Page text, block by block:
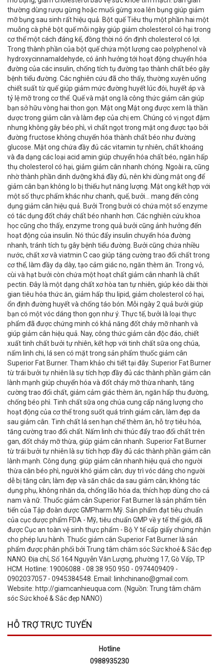
thường dùng rượu gừng hoặc muối gừng xoa lên bụng giúp giảm
mỡ bụng sau sinh rất hiệu quả. Bột quế Tiêu thụ một phần hai một
muỗng cà phê bột quế mỗi ngày giúp giảm cholesterol có hại trong
cơ thể một cách đáng kể, đồng thời nó ổn định cholesterol có lợi.
Trong thành phần của bột quế chứa một lượng cao polyphenol và
hydroxycinnamaldehyde, có ảnh hưởng tới hoạt động chuyển hóa
đường của các insulin, chống tích tụ đường tạo thành chất béo gây
bệnh tiểu đường. Các nghiên cứu đã cho thấy, thường xuyên uống
chiết suất từ quế giúp giảm mức đường huyết lúc đói, huyết áp và
tỷ lệ mỡ trong cơ thể. Quế và mật ong là công thức giảm cân giúp
bạn sở hữu vòng hai thon gọn. Mật ong Mật ong được xem là thần
dược trong giảm cân và làm đẹp của chị em. Chúng có vị ngọt đậm
nhưng không gây béo phì, vì chất ngọt trong mật ong được tạo bởi
đường fructose không chuyển hóa thành chất béo như đường
glucose. Mật ong chứa đầy đủ các vitamin tự nhiên, chất khoáng
và đa dạng các loại acid amin giúp chuyển hóa chất béo, ngăn hấp
thụ cholesterol có hại, giảm giảm cân nhanh chóng. Ngoài ra, cũng
nhờ thành phần dinh dưỡng khá đầy đủ, nên khi dùng mật ong để
giảm cân bạn không lo bị thiếu hụt năng lượng. Mật ong kết hợp với
một số thực phẩm khác như chanh, quế, bưởi... mang đến công
dụng giảm cân hiệu quả. Bưởi Trong bưởi có chứa một số enzyme
có tác dụng đốt cháy chất béo nhanh hơn. Các nghiên cứu khoa
học cũng cho thấy, enzyme trong quả bưởi cũng ảnh hưởng đến
hoạt động của insulin. Nó thúc đẩy insulin chuyển hóa đường
nhanh, tránh tích tụ gây bệnh tiểu đường. Bưởi cũng chứa nhiều
nước, chất xơ và viatmin C cao giúp tăng cường trao đổi chất trong
cơ thể, làm đầy dạ dày, tạo cảm giác no, ngăn thèm ăn. Trong vỏ,
cùi và hạt bưởi còn chứa một hoạt chất giảm cân nhanh là chất
pectin. Đây là một dạng chất xơ hòa tan tự nhiên, giúp kéo dài thời
gian tiêu hóa thức ăn, giảm hấp thu lipid, giảm cholesterol có hại,
ổn định đường huyết và chống táo bón. Mỗi ngày 2 quả bưởi giúp
bạn có một vóc dáng thon gọn như ý. Thực tế, bưởi là loại thực
phẩm đã được chứng minh có khả năng đốt cháy mỡ nhanh và
giúp giảm cân hiệu quả. Nay, công thức giảm cân độc đáo, chiết
xuất tinh chất bưởi tự nhiên, kết hợp với tinh chất sữa ong chúa,
nấm linh chi, lá sen có mặt trong sản phẩm thuốc giảm cân
Superior Fat Burner. Tham khảo chi tiết tại đây. Superior Fat Burner
từ trái bưởi tự nhiên là sự tích hợp đầy đủ các thành phần giảm cân
lành mạnh giúp chuyển hóa và đốt cháy mỡ thừa nhanh, tăng
cường trao đổi chất, giảm cảm giác thèm ăn, ngăn hấp thu đường,
chống béo phì. Tinh chất sữa ong chúa cung cấp năng lượng cho
hoạt động của cơ thể trong suốt quá trình giảm cân, làm đẹp da
sau giảm cân. Tinh chất lá sen hạn chế thèm ăn, hỗ trợ tiêu hóa,
tăng cường trao đổi chất. Nấm linh chi thúc đẩy trao đổi chất trên
gan, đốt cháy mỡ thừa, giúp giảm cân nhanh. Superior Fat Burner
từ trái bưởi tự nhiên là sự tích hợp đầy đủ các thành phần giảm cân
lành mạnh. Công dụng: giúp giảm cân nhanh hiệu quả cho người
thừa cân béo phì, người khó giảm cân; duy trì vóc dáng cho người
dễ bị tăng cân; làm đẹp và săn chắc da sau giảm cân; không tác
dụng phụ, không nhăn da, chống lão hóa da; thích hợp dùng cho cả
nam và nữ. Thuốc giảm cân Superior Fat Burner là sản phẩm tiên
tiến của Tập đoàn dược GMPharm Mỹ. Sản phẩm đạt tiêu chuẩn
của cục dược phẩm FDA - Mỹ, tiêu chuẩn GMP về y tế thế giới, đã
được Cục an toàn vệ sinh thực phẩm - Bộ Y tế cấp giấy chứng nhận
cho phép lưu hành. Thuốc giảm cân Superior Fat Burner là sản
phẩm được phân phối bởi Trung tâm chăm sóc Sức khoẻ & Sắc đẹp
NANO. Địa chỉ, Số 164 Nguyễn Văn Lượng, phường 17, Gò Vấp, TP
HCM. Hotline: 19006088 - 08 38 950 950 - 0974409409 -
0902037057 - 0945384548. Email: linhchinano@gmail.com.
Website: http://giamcanhieuqua.com. (Nguồn: Trung tâm chăm
sóc Sức khoẻ & Sắc đẹp NANO)
HỖ TRỢ TRỰC TUYẾN
Hotline
0988935230